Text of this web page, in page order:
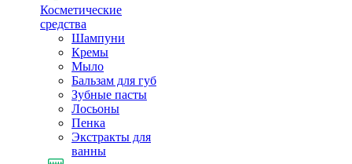
Косметические
средства
Шампуни
Кремы
Мыло
Бальзам для губ
Зубные пасты
Лосьоны
Пенка
Экстракты для
ванны